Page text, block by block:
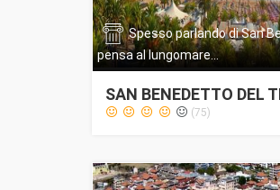
Spesso parlando di San
pensa al lungomare...
SAN BENEDETTO DEL
(75)